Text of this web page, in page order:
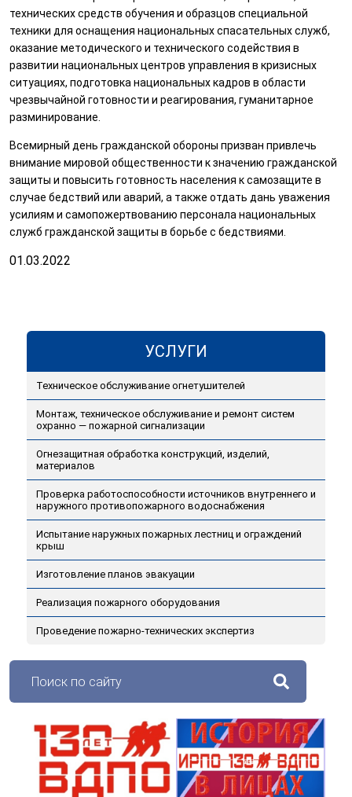
технических средств обучения и образцов специальной
техники для оснащения национальных спасательных служб,
оказание методического и технического содействия в
развитии национальных центров управления в кризисных
ситуациях, подготовка национальных кадров в области
чрезвычайной готовности и реагирования, гуманитарное
разминирование.
Всемирный день гражданской обороны призван привлечь
внимание мировой общественности к значению гражданской
защиты и повысить готовность населения к самозащите в
случае бедствий или аварий, а также отдать дань уважения
усилиям и самопожертвованию персонала национальных
служб гражданской защиты в борьбе с бедствиями.
01.03.2022
УСЛУГИ
Техническое обслуживание огнетушителей
Монтаж, техническое обслуживание и ремонт систем
охранно — пожарной сигнализации
Огнезащитная обработка конструкций, изделий,
материалов
Проверка работоспособности источников внутреннего и
наружного противопожарного водоснабжения
Испытание наружных пожарных лестниц и ограждений
крыш
Изготовление планов эвакуации
Реализация пожарного оборудования
Проведение пожарно-технических экспертиз